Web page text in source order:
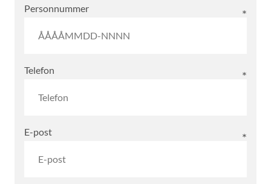
Personnummer
Telefon
E-post